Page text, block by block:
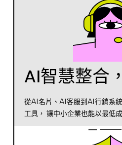
AI智慧整合
從AI名片、AI客服到AI行銷系
工具， 讓中小企業也能以最低